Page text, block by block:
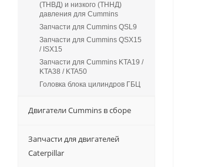
(ТНВД) и низкого (ТННД)
давления для Cummins
Запчасти для Cummins QSL9
Запчасти для Cummins QSX15
/ ISX15
Запчасти для Cummins KTA19 /
KTA38 / KTA50
Головка блока цилиндров ГБЦ
Двигатели Cummins в сборе
Запчасти для двигателей
Caterpillar